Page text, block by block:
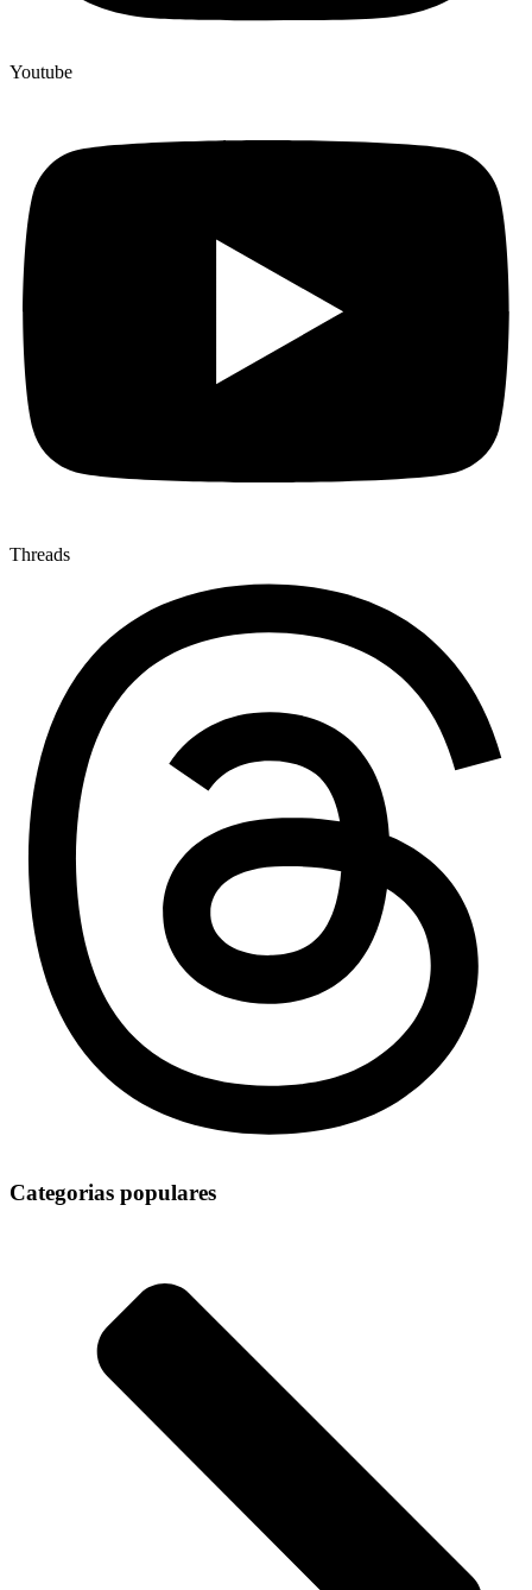
Youtube
Threads
Categorias populares